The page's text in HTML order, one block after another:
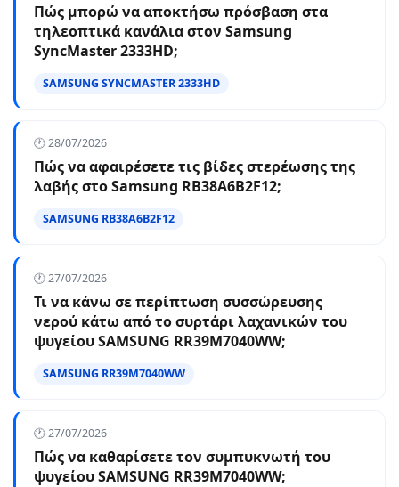
Πώς μπορώ να αποκτήσω πρόσβαση στα
τηλεοπτικά κανάλια στον Samsung
SyncMaster 2333HD;
SAMSUNG SYNCMASTER 2333HD
🕐 28/07/2026
Πώς να αφαιρέσετε τις βίδες στερέωσης της
λαβής στο Samsung RB38A6B2F12;
SAMSUNG RB38A6B2F12
🕐 27/07/2026
Τι να κάνω σε περίπτωση συσσώρευσης
νερού κάτω από το συρτάρι λαχανικών του
ψυγείου SAMSUNG RR39M7040WW;
SAMSUNG RR39M7040WW
🕐 27/07/2026
Πώς να καθαρίσετε τον συμπυκνωτή του
ψυγείου SAMSUNG RR39M7040WW;